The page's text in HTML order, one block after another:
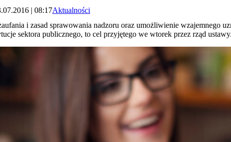
| 08:17Aktualności
i zasad sprawowania nadzoru oraz umożliwienie wzajemnego
sektora publicznego, to cel przyjętego we wtorek przez rząd ustawy.